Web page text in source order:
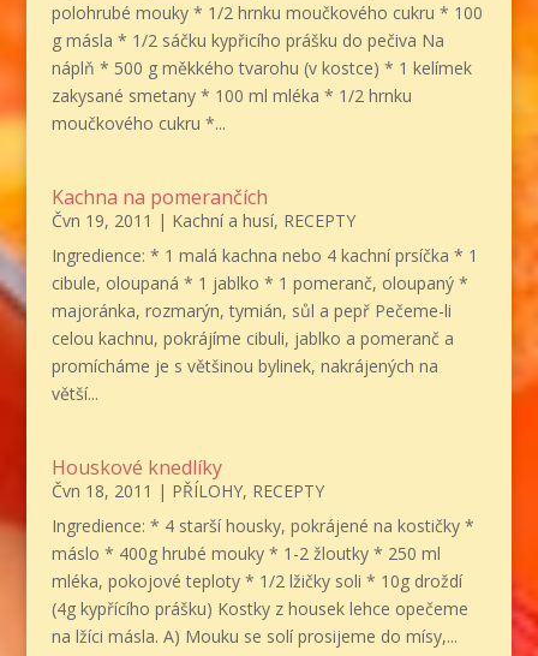
polohrubé mouky * 1/2 hrnku moučkového cukru * 100
g másla * 1/2 sáčku kypřicího prášku do pečiva Na
náplň * 500 g měkkého tvarohu (v kostce) * 1 kelímek
zakysané smetany * 100 ml mléka * 1/2 hrnku
moučkového cukru *...
Kachna na pomerančích
Čvn 19, 2011 | Kachní a husí, RECEPTY
Ingredience: * 1 malá kachna nebo 4 kachní prsíčka * 1
cibule, oloupaná * 1 jablko * 1 pomeranč, oloupaný *
majoránka, rozmarýn, tymián, sůl a pepř Pečeme-li
celou kachnu, pokrájíme cibuli, jablko a pomeranč a
promícháme je s většinou bylinek, nakrájených na
větší...
Houskové knedlíky
Čvn 18, 2011 | PŘÍLOHY, RECEPTY
Ingredience: * 4 starší housky, pokrájené na kostičky *
máslo * 400g hrubé mouky * 1-2 žloutky * 250 ml
mléka, pokojové teploty * 1/2 lžičky soli * 10g droždí
(4g kypřícího prášku) Kostky z housek lehce opečeme
na lžíci másla. A) Mouku se solí prosijeme do mísy,...